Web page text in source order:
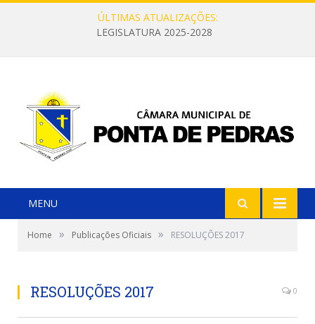
ÚLTIMAS ATUALIZAÇÕES:
LEGISLATURA 2025-2028
MENU
Home » Publicações Oficiais » RESOLUÇÕES 2017
RESOLUÇÕES 2017 0